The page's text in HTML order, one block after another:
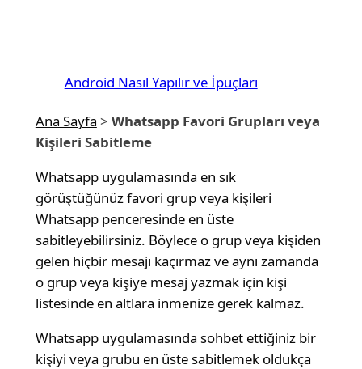
Android Nasıl Yapılır ve İpuçları
Ana Sayfa > Whatsapp Favori Grupları veya
Kişileri Sabitleme
Whatsapp uygulamasında en sık
görüştüğünüz favori grup veya kişileri
Whatsapp penceresinde en üste
sabitleyebilirsiniz. Böylece o grup veya kişiden
gelen hiçbir mesajı kaçırmaz ve aynı zamanda
o grup veya kişiye mesaj yazmak için kişi
listesinde en altlara inmenize gerek kalmaz.
Whatsapp uygulamasında sohbet ettiğiniz bir
kişiyi veya grubu en üste sabitlemek oldukça